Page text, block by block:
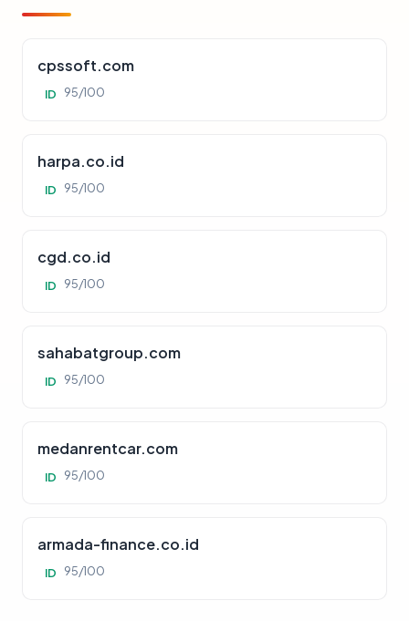
cpssoft.com
ID 95/100
harpa.co.id
ID 95/100
cgd.co.id
ID 95/100
sahabatgroup.com
ID 95/100
medanrentcar.com
ID 95/100
armada-finance.co.id
ID 95/100